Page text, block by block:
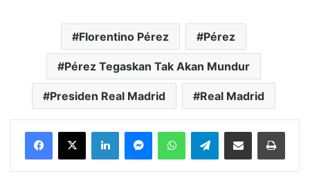
Florentino Pérez Pérez
Pérez Tegaskan Tak Akan Mundur
Presiden Real Madrid Real Madrid
LinkedInMessengerWhatsAppTelegramBagikan melalui Email Cetak